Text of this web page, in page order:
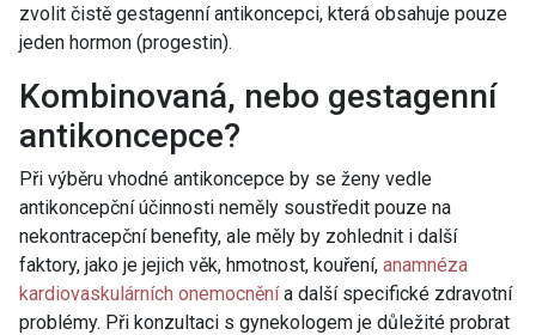
zvolit čistě gestagenní antikoncepci, která obsahuje pouze
jeden hormon (progestin).
Kombinovaná, nebo gestagenní
antikoncepce?
Při výběru vhodné antikoncepce by se ženy vedle
antikoncepční účinnosti neměly soustředit pouze na
nekontracepční benefity, ale měly by zohlednit i další
faktory, jako je jejich věk, hmotnost, kouření, anamnéza
kardiovaskulárních onemocněnía další specifické zdravotní
problémy. Při konzultaci s gynekologem je důležité probrat